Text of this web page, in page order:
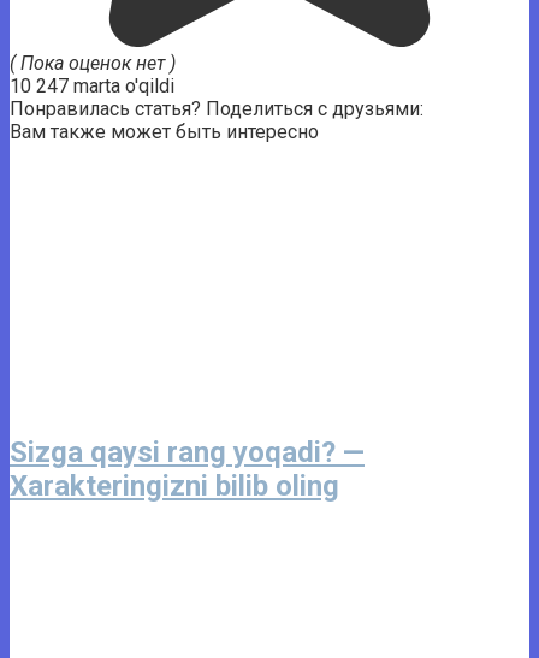
( Пока оценок нет )
10 247 marta o'qildi
Понравилась статья? Поделиться с друзьями:
Вам также может быть интересно
Sizga qaysi rang yoqadi? —
Xarakteringizni bilib oling